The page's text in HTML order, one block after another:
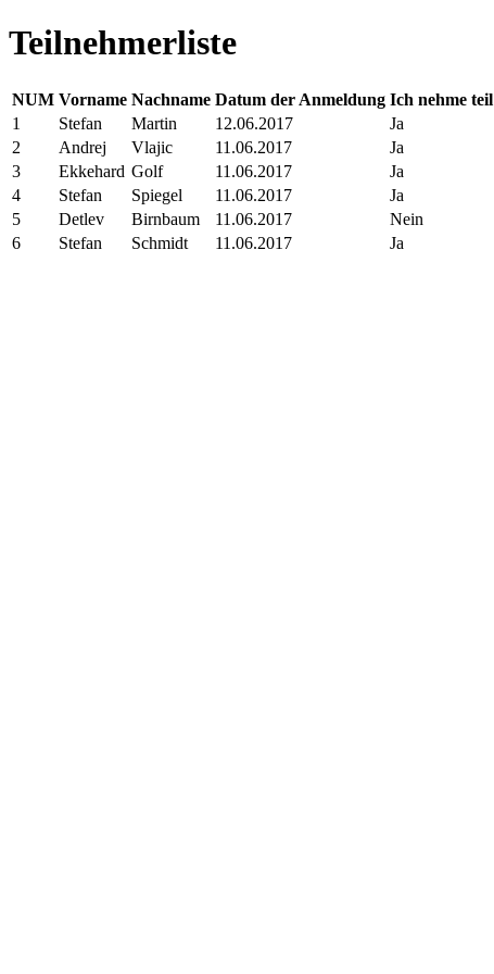
Teilnehmerliste
NUM Vorname Nachname Datum der Anmeldung Ich nehme teil
1
Stefan Martin 12.06.2017
Ja
2
Andrej Vlajic 11.06.2017
Ja
3
Ekkehard Golf 11.06.2017
Ja
4
Stefan Spiegel 11.06.2017
Ja
5
Detlev Birnbaum 11.06.2017
Nein
6
Stefan Schmidt 11.06.2017 Ja